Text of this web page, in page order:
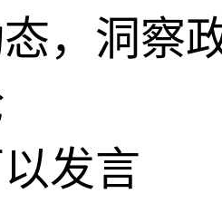
，洞察
发言